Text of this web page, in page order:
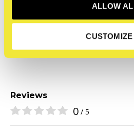
ALLOW
CUSTOMIZE
Het kunstwerk 'Untitled' (2020)
van onzeCitaat van de straat
Reviews
0 / 5